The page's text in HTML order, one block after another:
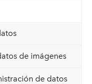
de imágenes
de datos